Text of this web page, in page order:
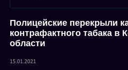
Полицейские перекрыли
контрафактного табака в
области
15.01.2021